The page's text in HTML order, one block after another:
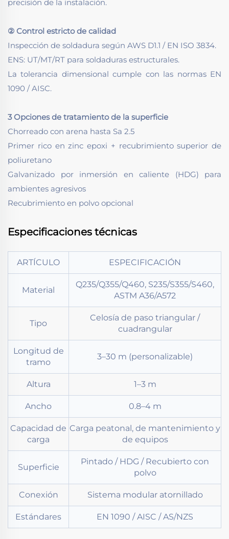
precisión de la instalación.
② Control estricto de calidad
Inspección de soldadura según AWS D1.1 / EN ISO 3834.
ENS: UT/MT/RT para soldaduras estructurales.
La tolerancia dimensional cumple con las normas EN
1090 / AISC.
3 Opciones de tratamiento de la superficie
Chorreado con arena hasta Sa 2.5
Primer rico en zinc epoxi + recubrimiento superior de
poliuretano
Galvanizado por inmersión en caliente (HDG) para
ambientes agresivos
Recubrimiento en polvo opcional
Especificaciones técnicas
ARTÍCULO ESPECIFICACIÓN
Material
Q235/Q355/Q460, S235/S355/S460,
ASTM A36/A572
Tipo
Celosía de paso triangular /
cuadrangular
Longitud de
tramo
3–30 m (personalizable)
Altura 1–3 m
Ancho 0.8–4 m
Capacidad de
carga
Carga peatonal, de mantenimiento y
de equipos
Superficie
Pintado / HDG / Recubierto con
polvo
Conexión Sistema modular atornillado
Estándares EN 1090 / AISC / AS/NZS